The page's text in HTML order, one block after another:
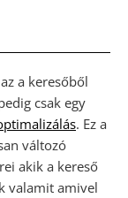
a keresőből
csak egy
. Ez a
változó
akik a kereső
valamit amivel